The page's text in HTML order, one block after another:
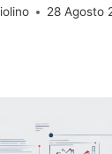
28 Agosto